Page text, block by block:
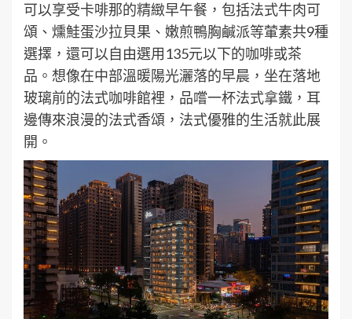
可以享受卡啡那的精緻早午餐，包括法式牛肉可
頌、燻鮭蛋沙拉貝果、嫩煎鴨胸鹹派等葷素共9種
選擇，還可以自由選用135元以下的咖啡或茶
品。想像在中部溫暖陽光灑落的早晨，坐在落地
玻璃前的法式咖啡館裡，品嚐一杯法式拿鐵，耳
邊傳來浪漫的法式香頌，法式優雅的生活就此展
開。